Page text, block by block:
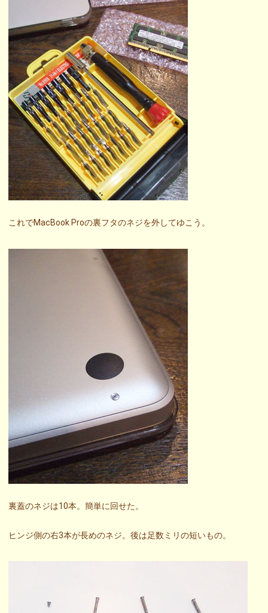
これでMacBook Proの裏フタのネジを外してゆこう。
裏蓋のネジは10本。簡単に回せた。
ヒンジ側の右3本が長めのネジ。後は足数ミリの短いもの。